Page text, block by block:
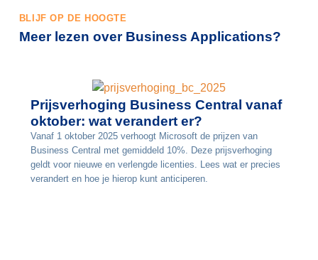
BLIJF OP DE HOOGTE
Meer lezen over Business Applications?
Prijsverhoging Business Central vanaf
oktober: wat verandert er?
Vanaf 1 oktober 2025 verhoogt Microsoft de prijzen van
Business Central met gemiddeld 10%. Deze prijsverhoging
geldt voor nieuwe en verlengde licenties. Lees wat er precies
verandert en hoe je hierop kunt anticiperen.